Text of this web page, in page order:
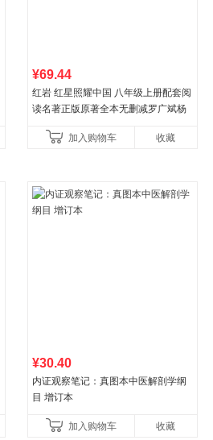
¥69.44
红岩 红星照耀中国 八年级上册配套阅
读名著正版原著全本无删减罗广斌杨
初中生课外书中国青
加入购物车 收藏
¥30.40
内证观察笔记：真图本中医解剖学纲
目 增订本
加入购物车 收藏